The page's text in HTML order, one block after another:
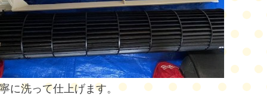
に洗って仕上げます。